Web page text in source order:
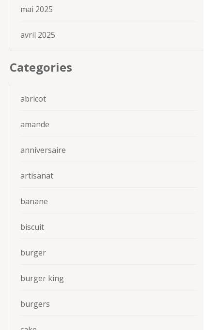
mai 2025
avril 2025
Categories
abricot
amande
anniversaire
artisanat
banane
biscuit
burger
burger king
burgers